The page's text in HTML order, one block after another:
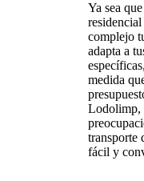
Ya sea
complejo
adapta a
medida
Lodolimp,
transporte
fácil y